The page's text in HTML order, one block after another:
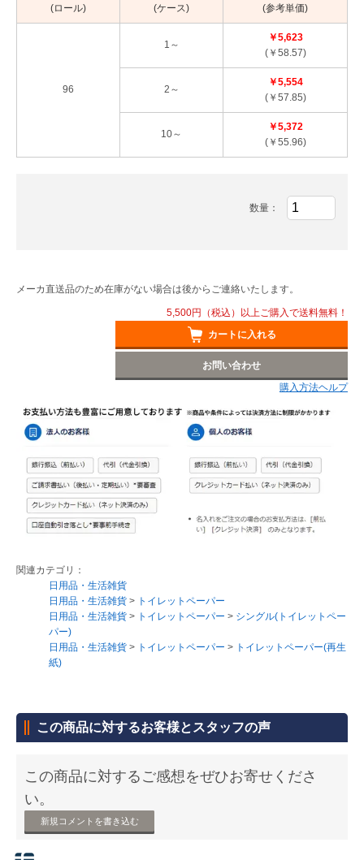
(ロール)
(ケース)
(参考単価)
96
1～
￥5,623
(￥58.57)
2～
￥5,554
(￥57.85)
10～
￥5,372
(￥55.96)
数量：
メーカ直送品のため在庫がない場合は後からご連絡いたします。
5,500円（税込）以上ご購入で送料無料！
カートに入れる
お問い合わせ
購入方法ヘルプ
関連カテゴリ：
日用品・生活雑貨
日用品・生活雑貨 > トイレットペーパー
日用品・生活雑貨 > トイレットペーパー > シングル(トイレットペー
パー)
日用品・生活雑貨 > トイレットペーパー > トイレットペーパー(再生
紙)
この商品に対するお客様とスタッフの声
この商品に対するご感想をぜひお寄せくださ
い。
新規コメントを書き込む